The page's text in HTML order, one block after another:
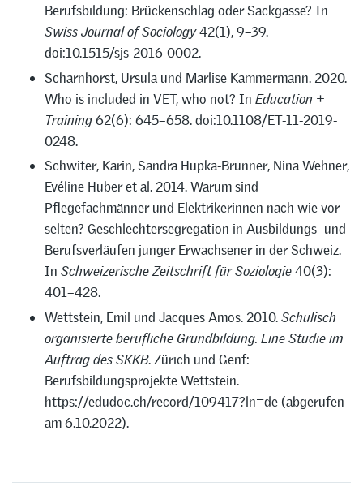
Berufsbildung: Brückenschlag oder Sackgasse? In
Swiss Journal of Sociology42(1), 9–39.
doi:10.1515/sjs-2016-0002.
Scharnhorst, Ursula und Marlise Kammermann. 2020.
Who is included in VET, who not? In Education +
Training62(6): 645–658. doi:10.1108/ET-11-2019-
0248.
Schwiter, Karin, Sandra Hupka-Brunner, Nina Wehner,
Evéline Huber et al. 2014. Warum sind
Pflegefachmänner und Elektrikerinnen nach wie vor
selten? Geschlechtersegregation in Ausbildungs- und
Berufsverläufen junger Erwachsener in der Schweiz.
In Schweizerische Zeitschrift für Soziologie40(3):
401–428.
Wettstein, Emil und Jacques Amos. 2010.Schulisch
organisierte berufliche Grundbildung. Eine Studie im
Auftrag des SKKB. Zürich und Genf:
Berufsbildungsprojekte Wettstein.
https://edudoc.ch/record/109417?ln=de (abgerufen
am 6.10.2022).